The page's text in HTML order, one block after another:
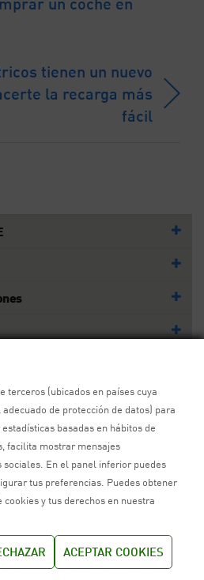
terceros (ubicados en países cuya
de protección de datos) para
basadas en hábitos de
facilita mostrar mensajes
sociales. En el panel inferior puedes
tus preferencias. Puedes obtener
y tus derechos en nuestra
ACEPTAR COOKIES
tienen un nuevo
la recarga más
fácil
derechos reservados
y sitemap
legal
de privacidad
de cookies
de venta